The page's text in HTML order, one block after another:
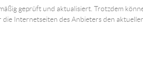
geprüft und aktualisiert. Trotzdem
Internetseiten des Anbieters den